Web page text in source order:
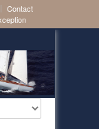
Contact